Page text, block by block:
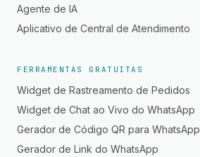
Agente de IA
Aplicativo de Central de Atendimento
FERRAMENTAS GRATUITAS
Widget de Rastreamento de Pedidos
Widget de Chat ao Vivo do WhatsApp
Gerador de Código QR para WhatsApp
Gerador de Link do WhatsApp